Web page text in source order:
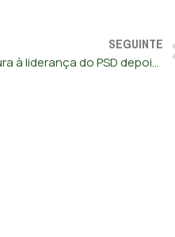
SEGUINTE
Montenegro anuncia recandidatura à liderança do PSD depois das eleições europeias